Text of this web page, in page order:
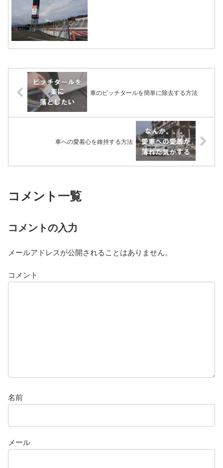
車のピッチタールを簡単に除去する方法
車への愛着心を維持する方法
コメント一覧
コメントの入力
メールアドレスが公開されることはありません。
コメント
名前
メール